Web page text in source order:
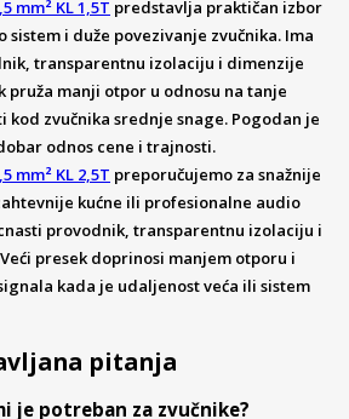
mm² KL 1,5T predstavlja praktičan izbor
sistem i duže povezivanje zvučnika. Ima
transparentnu izolaciju i dimenzije
pruža manji otpor u odnosu na tanje
kod zvučnika srednje snage. Pogodan je
odnos cene i trajnosti.
mm² KL 2,5T preporučujemo za snažnije
kućne ili profesionalne audio
provodnik, transparentnu izolaciju i
presek doprinosi manjem otporu i
kada je udaljenost veća ili sistem
pitanja
je potreban za zvučnike?